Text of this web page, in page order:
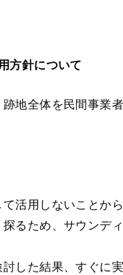
方針について
地全体を民間事業
て活用しないことか
るため、サウンデ
討した結果、すぐに